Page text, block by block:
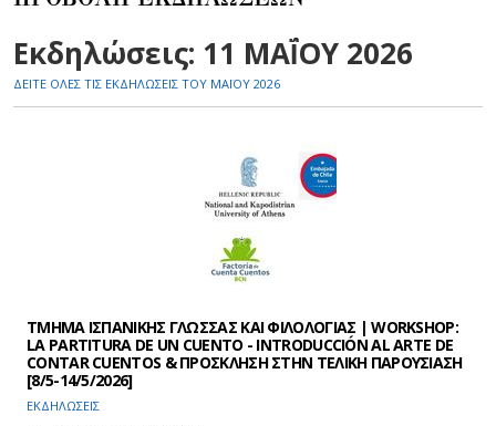
Εκδηλώσεις: 11 ΜΑΪ́ΟΥ 2026
ΔΕΙΤΕ ΟΛΕΣ ΤΙΣ ΕΚΔΗΛΩΣΕΙΣ ΤΟΥ ΜΑΪ́ΟΥ 2026
ΤΜΗΜΑ ΙΣΠΑΝΙΚΗΣ ΓΛΩΣΣΑΣ ΚΑΙ ΦΙΛΟΛΟΓΙΑΣ | WORKSHOP:
LA PARTITURA DE UN CUENTO - INTRODUCCIÓN AL ARTE DE
CONTAR CUENTOS & ΠΡΟΣΚΛΗΣΗ ΣΤΗΝ ΤΕΛΙΚΗ ΠΑΡΟΥΣΙΑΣΗ
[8/5-14/5/2026]
ΕΚΔΗΛΩΣΕΙΣ